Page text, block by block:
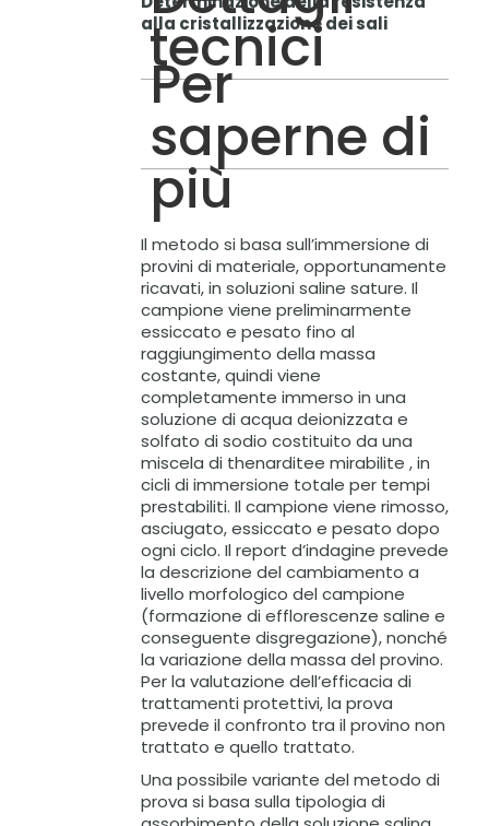
alla cristallizzazione dei sali
tecnici
Per
saperne di
più
Il metodo si basa sull’immersione di
provini di materiale, opportunamente
ricavati, in soluzioni saline sature. Il
campione viene preliminarmente
essiccato e pesato fino al
raggiungimento della massa
costante, quindi viene
completamente immerso in una
soluzione di acqua deionizzata e
solfato di sodio costituito da una
miscela di thenarditee mirabilite , in
cicli di immersione totale per tempi
prestabiliti. Il campione viene rimosso,
asciugato, essiccato e pesato dopo
ogni ciclo. Il report d’indagine prevede
la descrizione del cambiamento a
livello morfologico del campione
(formazione di efflorescenze saline e
conseguente disgregazione), nonché
la variazione della massa del provino.
Per la valutazione dell’efficacia di
trattamenti protettivi, la prova
prevede il confronto tra il provino non
trattato e quello trattato.
Una possibile variante del metodo di
prova si basa sulla tipologia di